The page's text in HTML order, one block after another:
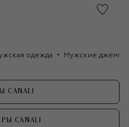
одежда Мужские
CANALI
CANALI